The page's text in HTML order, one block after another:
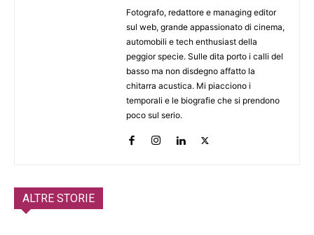
Fotografo, redattore e managing editor
sul web, grande appassionato di cinema,
automobili e tech enthusiast della
peggior specie. Sulle dita porto i calli del
basso ma non disdegno affatto la
chitarra acustica. Mi piacciono i
temporali e le biografie che si prendono
poco sul serio.
ALTRE STORIE